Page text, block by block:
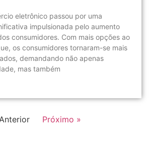
eletrônico passou por uma
impulsionada pelo aumento
consumidores. Com mais opções ao
os consumidores tornaram-se mais
demandando não apenas
mas também
Próximo »